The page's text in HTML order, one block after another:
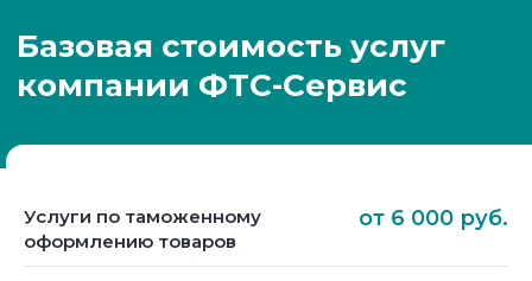
Услуги по таможенному
оформлению товаров
от 6 000 руб.